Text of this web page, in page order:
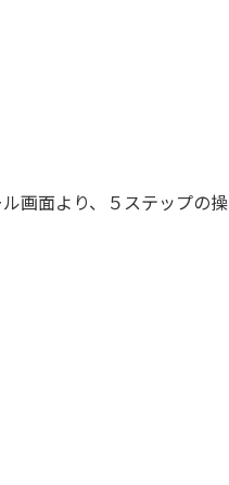
画面より、５ステップの操